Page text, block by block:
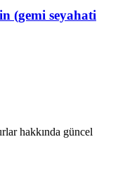
(gemi seyahati
hakkında güncel